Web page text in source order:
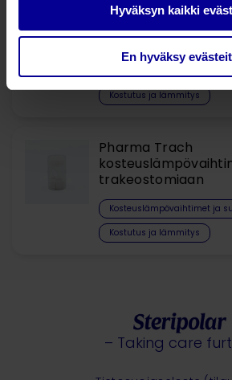
Hyväksyn kaikki
En hyväksy
Pharma Neo Basic
port –
keskosille ja
Kostutus ja lämmitys
Pharma Trach
trakeostomiaan
Kosteuslämpövaihtimet ja
Kostutus ja lämmitys
– Taking care